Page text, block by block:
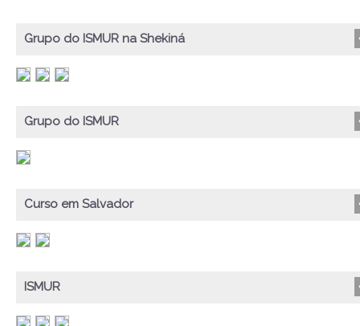
Grupo do ISMUR na Shekiná
Grupo do ISMUR
Curso em Salvador
ISMUR